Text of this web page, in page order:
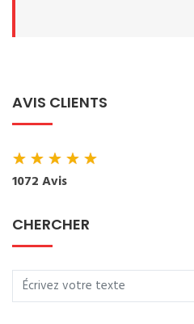
AVIS CLIENTS
★★★★★
1072 Avis
CHERCHER